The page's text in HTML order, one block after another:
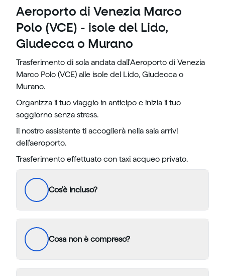
Aeroporto di Venezia Marco
Polo (VCE) - isole del Lido,
Giudecca o Murano
Trasferimento di sola andata dall'Aeroporto di Venezia
Marco Polo (VCE) alle isole del Lido, Giudecca o
Murano.
Organizza il tuo viaggio in anticipo e inizia il tuo
soggiorno senza stress.
Il nostro assistente ti accoglierà nella sala arrivi
dell'aeroporto.
Trasferimento effettuato con taxi acqueo privato.
Cos'è incluso?
Cosa non è compreso?